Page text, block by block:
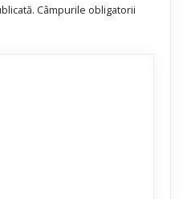
Câmpurile obligatorii